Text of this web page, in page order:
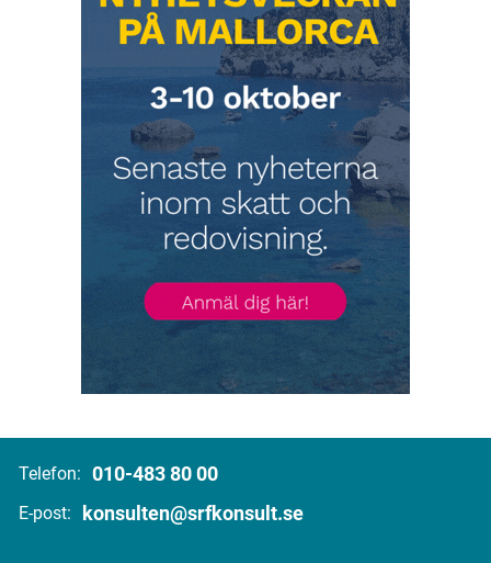
Telefon: 010-483 80 00
E-post: konsulten@srfkonsult.se